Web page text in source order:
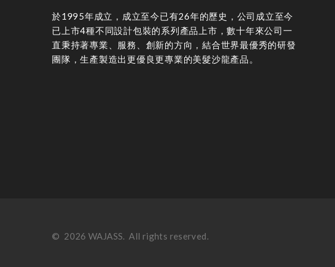
於1995年成立，成立至今已有26年的歷史，公司成立至今
已上市4種不同設計包裝的系列產品上市，數十年來公司一
直秉持著專業、服務、創新的方向，結合世界最優秀的研發
團隊，生產製造出更優良更專業的美髮沙龍產品。
© 2026 WAJASS. All rights reserved.